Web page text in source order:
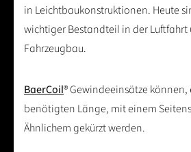
in Leichtbaukonstruktionen. Heute
wichtiger Bestandteil in der Luftfahrt
Fahrzeugbau.
BaerCoil® Gewindeeinsätze
benötigten Länge, mit einem
Ähnlichem gekürzt werden.